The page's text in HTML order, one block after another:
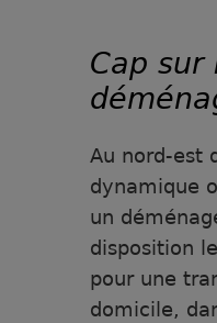
Cap sur
Au nord-est
dynamique
un
disposition
pour une
domicile,